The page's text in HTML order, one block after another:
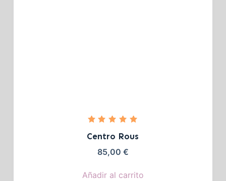
con5.00
de 5
Centro Rous
85,00 €
Añadir al carrito